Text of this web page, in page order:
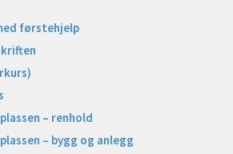
førstehjelp
– renhold
– bygg og anlegg